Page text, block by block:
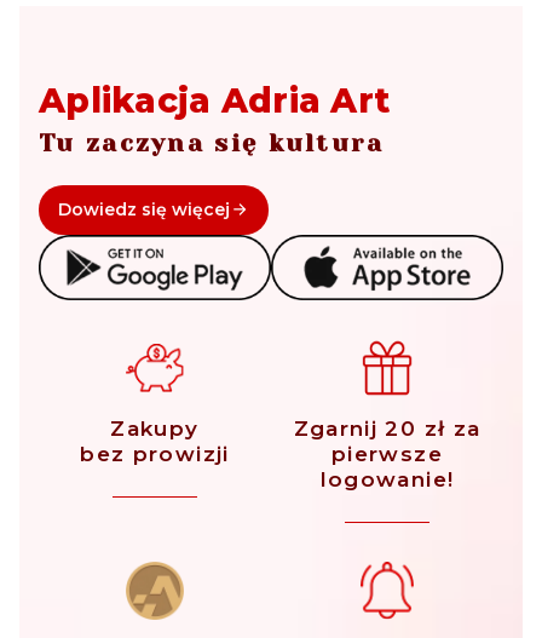
Aplikacja Adria Art
Tu zaczyna się kultura
Dowiedz się więcej
Zakupy
bez prowizji
Zgarnij 20 zł za
pierwsze
logowanie!